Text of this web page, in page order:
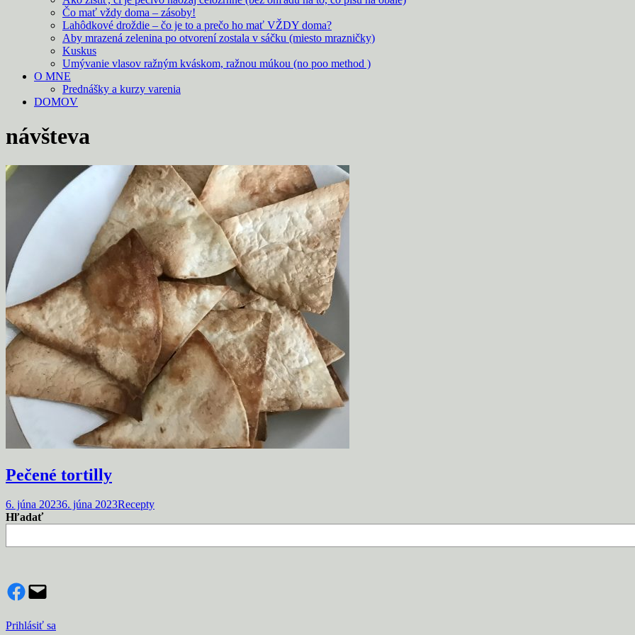
Čo mať vždy doma – zásoby!
Lahôdkové droždie – čo je to a prečo ho mať VŽDY doma?
Aby mrazená zelenina po otvorení zostala v sáčku (miesto mrazničky)
Kuskus
Umývanie vlasov ražným kváskom, ražnou múkou (no poo method )
O MNE
Prednášky a kurzy varenia
DOMOV
návšteva
Pečené tortilly
6. júna 20236. júna 2023Recepty
Hľadať
Facebook
Mail
Prihlásiť sa